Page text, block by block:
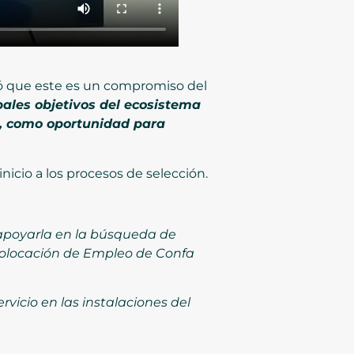
que este es un compromiso del
objetivos del ecosistema
como oportunidad para
a los procesos de selección.
en la búsqueda de
de Empleo de Confa
en las instalaciones del